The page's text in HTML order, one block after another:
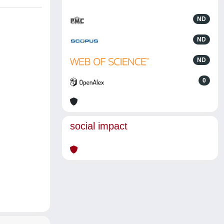
ND
ND
ND
0
social impact